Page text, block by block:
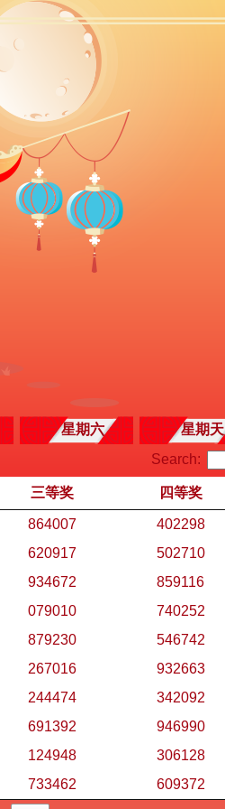
星期六 星期天
Search:
三等奖 四等奖
864007 402298
620917 502710
934672 859116
079010 740252
879230 546742
267016 932663
244474 342092
691392 946990
124948 306128
733462 609372